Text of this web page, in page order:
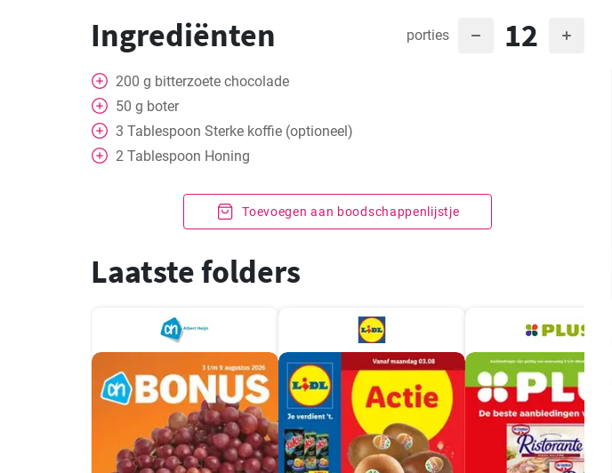
Ingrediënten porties 12
200 g bitterzoete chocolade
50 g boter
3 Tablespoon Sterke koffie (optioneel)
2 Tablespoon Honing
Toevoegen aan boodschappenlijstje
Laatste folders